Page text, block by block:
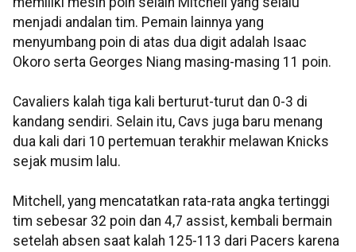
menjadi andalan tim. Pemain lainnya yang
menyumbang poin di atas dua digit adalah Isaac
Okoro serta Georges Niang masing-masing 11 poin.
Cavaliers kalah tiga kali berturut-turut dan 0-3 di
kandang sendiri. Selain itu, Cavs juga baru menang
dua kali dari 10 pertemuan terakhir melawan Knicks
sejak musim lalu.
Mitchell, yang mencatatkan rata-rata angka tertinggi
tim sebesar 32 poin dan 4,7 assist, kembali bermain
setelah absen saat kalah 125-113 dari Pacers karena